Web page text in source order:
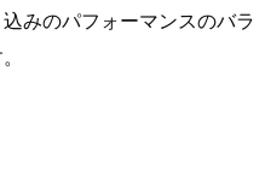
みのパフォーマンスのバラ